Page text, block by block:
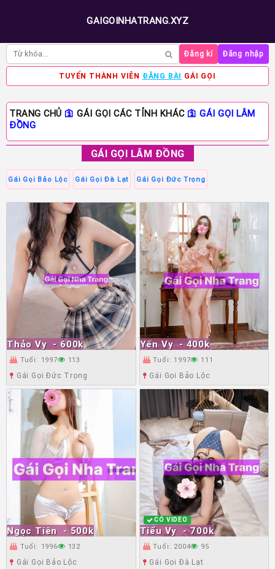
GAIGOINHATRANG.XYZ
Đăng kí Đăng nhập
TUYỂN THÀNH VIÊN ĐĂNG BÀI GÁI GỌI
TRANG CHỦ 🛐 GÁI GỌI CÁC TỈNH KHÁC🛐 GÁI GỌI LÂM
ĐỒNG
GÁI GỌI LÂM ĐỒNG
Gái Gọi Bảo Lộc Gái Gọi Đà Lạt Gái Gọi Đức Trọng
Thảo Vy - 600k
Tuổi: 1997 113
Gái Gọi Đức Trọng
Yến Vy - 400k
Tuổi: 1997 111
Gái Gọi Bảo Lộc
Ngọc Tiên - 500k
Tuổi: 1996 132
Gái Gọi Bảo Lộc
Tiểu Vy - 700k
CÓ VIDEO
Tuổi: 2004 95
Gái Gọi Đà Lạt